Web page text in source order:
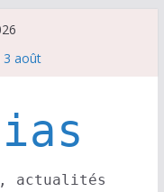
Donibane
confirme.
4 août
actualités